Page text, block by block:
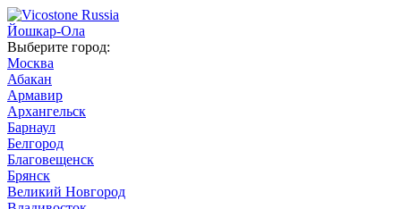
Йошкар-Ола
Выберите город:
Москва
Абакан
Армавир
Архангельск
Барнаул
Белгород
Благовещенск
Брянск
Великий Новгород